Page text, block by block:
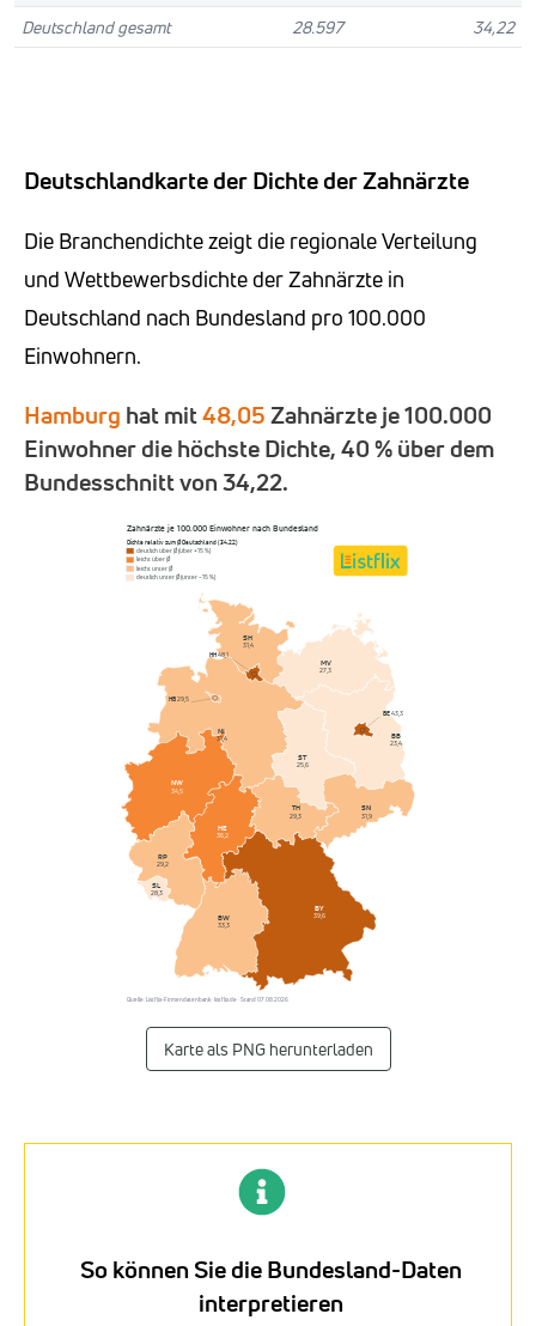
Deutschland gesamt 28.597 34,22
Deutschlandkarte der Dichte der Zahnärzte
Die Branchendichte zeigt die regionale Verteilung
und Wettbewerbsdichte der Zahnärzte in
Deutschland nach Bundesland pro 100.000
Einwohnern.
Hamburg hat mit48,05Zahnärzte je 100.000
Einwohner die höchste Dichte, 40 % über dem
Bundesschnitt von 34,22.
Zahnärzte je 100.000 Einwohner nach Bundesland
Dichte relativ zum Ø Deutschland (34,22)
deutlich über Ø (über +15 %)
leicht über Ø
leicht unter Ø
deutlich unter Ø (unter −15 %)
BW
33,3
BY
39,6
BB
23,4
HE
36,2
MV
27,3
NI
31,4
NW
34,5
RP
29,2
SL
28,3
ST
25,6
SN
31,9
SH
31,4
TH
29,3
BE43,3
HB29,5
HH48,1
Quelle: Listflix-Firmendatenbank · listflix.de · Stand 07.08.2026
Karte als PNG herunterladen
So können Sie die Bundesland-Daten
interpretieren